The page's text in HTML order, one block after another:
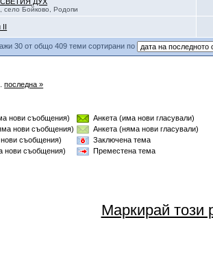
село Бойково, Родопи
II
30 от общо 409 теми сортирани по
последна »
нови съобщения)
нови съобщения)
съобщения)
нови съобщения)
Анкета (има нови гласували)
Анкета (няма нови гласували)
Заключена тема
Преместена тема
Маркирай този